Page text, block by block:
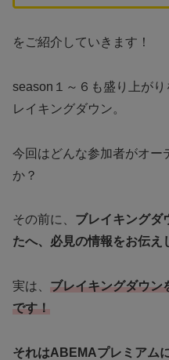
をご紹介していきます！
season１～６も盛り上が
レイキングダウン。
今回はどんな参加者がオー
か？
その前に、 ブレイキングダ
たへ、必見の情報をお伝え
実は、 ブレイキングダウン
です！
それはABEMAプレミアム